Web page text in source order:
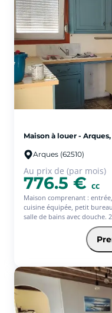
Maison à louer -
Arques (62510)
Au prix de (par mois)
776.5 € cc
Maison comprenant :
cuisine équipée, petit
salle de bains avec douche.
l'étang pour stationnement.
auxquels ce bien est
www.georisques.gouv.fr